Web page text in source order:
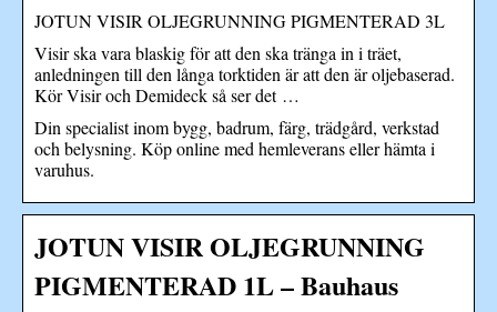
JOTUN VISIR OLJEGRUNNING PIGMENTERAD 3L
Visir ska vara blaskig för att den ska tränga in i träet,
anledningen till den långa torktiden är att den är oljebaserad.
Kör Visir och Demideck så ser det …
Din specialist inom bygg, badrum, färg, trädgård, verkstad
och belysning. Köp online med hemleverans eller hämta i
varuhus.
JOTUN VISIR OLJEGRUNNING
PIGMENTERAD 1L – Bauhaus